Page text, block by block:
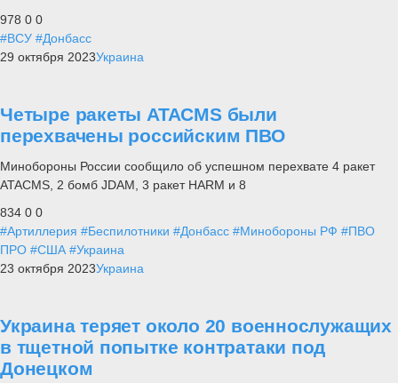
978 0 0
#ВСУ #Донбасс
29 октября 2023Украина
Четыре ракеты ATACMS были
перехвачены российским ПВО
Минобороны России сообщило об успешном перехвате 4 ракет
ATACMS, 2 бомб JDAM, 3 ракет HARM и 8
834 0 0
#Артиллерия #Беспилотники #Донбасс #Минобороны РФ #ПВО
ПРО #США #Украина
23 октября 2023Украина
Украина теряет около 20 военнослужащих
в тщетной попытке контратаки под
Донецком